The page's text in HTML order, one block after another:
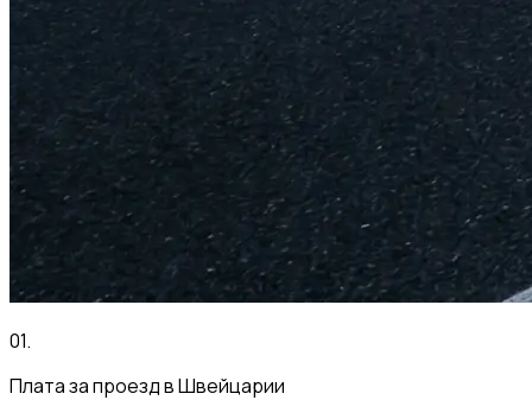
01.
Плата за проезд в Швейцарии